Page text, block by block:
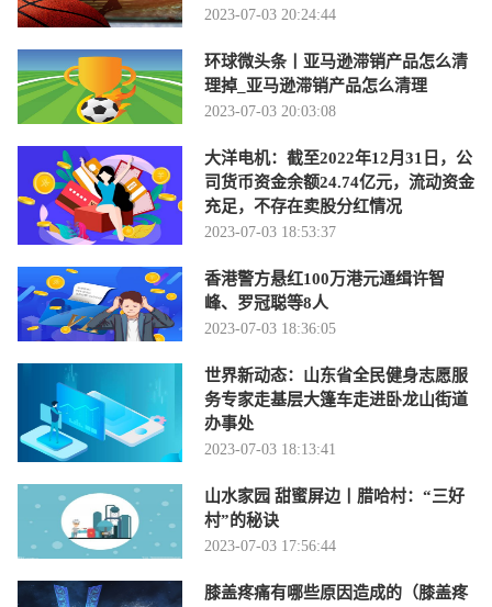
2023-07-03 20:24:44
环球微头条丨亚马逊滞销产品怎么清
理掉_亚马逊滞销产品怎么清理
2023-07-03 20:03:08
大洋电机：截至2022年12月31日，公
司货币资金余额24.74亿元，流动资金
充足，不存在卖股分红情况
2023-07-03 18:53:37
香港警方悬红100万港元通缉许智
峰、罗冠聪等8人
2023-07-03 18:36:05
世界新动态：山东省全民健身志愿服
务专家走基层大篷车走进卧龙山街道
办事处
2023-07-03 18:13:41
山水家园 甜蜜屏边丨腊哈村：“三好
村”的秘诀
2023-07-03 17:56:44
膝盖疼痛有哪些原因造成的（膝盖疼